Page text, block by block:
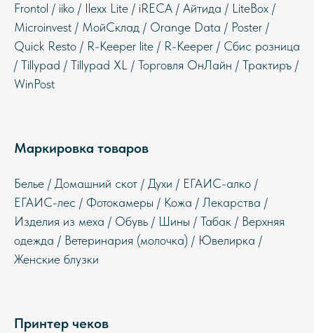
Frontol / iiko / Ilexx Lite / iRECA / Айтида / LiteBox /
Microinvest / МойСклад / Orange Data / Poster /
Quick Resto / R-Keeper lite / R-Keeper / Сбис розница
/ Tillypad / Tillypad XL / Торговля ОнЛайн / Трактиръ /
WinPost
Маркировка товаров
Белье / Домашний скот / Духи / ЕГАИС-алко /
ЕГАИС-лес / Фотокамеры / Кожа / Лекарства /
Изделия из меха / Обувь / Шины / Табак / Верхняя
одежда / Ветеринария (молочка) / Ювелирка /
Женские блузки
Принтер чеков